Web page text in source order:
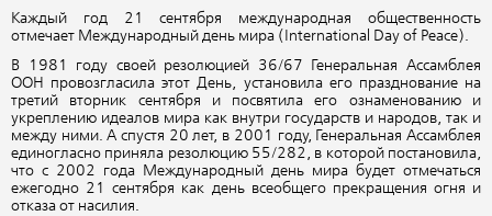
Каждый год 21 сентября международная общественность
отмечает Международный день мира (International Day of Peace).
В 1981 году своей резолюцией 36/67 Генеральная Ассамблея
ООН провозгласила этот День, установила его празднование на
третий вторник сентября и посвятила его ознаменованию и
укреплению идеалов мира как внутри государств и народов, так и
между ними. А спустя 20 лет, в 2001 году, Генеральная Ассамблея
единогласно приняла резолюцию 55/282, в которой постановила,
что с 2002 года Международный день мира будет отмечаться
ежегодно 21 сентября как день всеобщего прекращения огня и
отказа от насилия.